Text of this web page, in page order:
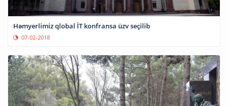
Həmyerlimiz qlobal İT konfransa üzv seçilib
07-02-2018